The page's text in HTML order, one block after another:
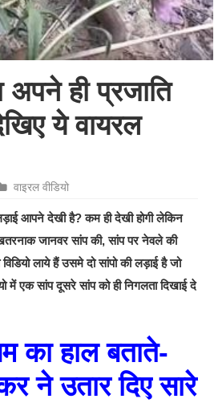
अपने ही प्रजाति
ये वायरल
वाइरल वीडियो
आपने देखी है? कम ही देखी होगी लेकिन
जानवर सांप की, सांप पर नेवले की
लाये हैं उसमे दो सांपो की लड़ाई है जो
में एक सांप दूसरे सांप को ही निगलता दिखाई दे
का हाल बताते-
ने उतार दिए सारे